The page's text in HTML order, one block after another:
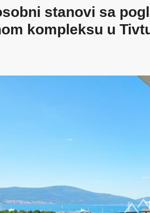
stanovi sa
kompleksu u